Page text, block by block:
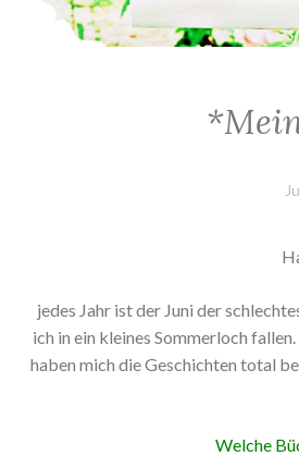
jedes Jahr ist der Juni der
ich in ein kleines Sommerloch
haben mich die Geschichten total
Welche